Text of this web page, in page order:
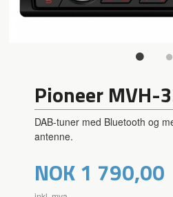
Pioneer MVH-
DAB-tuner med Bluetooth og
antenne.
Pris
NOK1 790,00